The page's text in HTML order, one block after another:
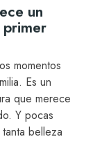
un
primer
momentos
Es un
que merece
Y pocas
belleza